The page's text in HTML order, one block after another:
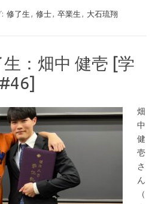
修了生 , 修士, 卒業生 , 大石琉翔
：畑中 健壱 [学
畑
中
健
壱
さ
ん
（